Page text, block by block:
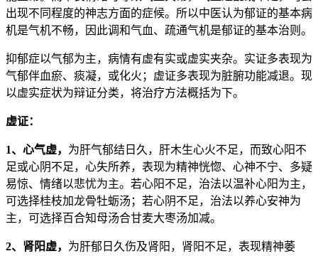
出现不同程度的神志方面的症候。所以中医认为郁证的基本病
机是气机不畅，因此调和气血、疏通气机是郁证的基本治则。
抑郁症以气郁为主，病情有虚有实或虚实夹杂。实证多表现为
气郁伴血瘀、痰凝，或化火；虚证多表现为脏腑功能减退。现
以虚实症状为辩证分类，将治疗方法概括为下。
虚证：
1、心气虚， 为肝气郁结日久，肝木生心火不足，而致心阳不
足或心阴不足，心失所养，表现为精神恍惚、心神不宁、多疑
易惊、情绪以悲忧为主。若心阳不足，治法以温补心阳为主，
可选择桂枝加龙骨牡蛎汤；若心阴不足，治法以养心安神为
主，可选择百合知母汤合甘麦大枣汤加减。
2、肾阳虚， 为肝郁日久伤及肾阳，肾阳不足，表现精神萎